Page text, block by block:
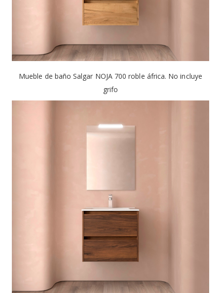
Mueble de baño Salgar NOJA 700 roble áfrica. No incluye
grifo